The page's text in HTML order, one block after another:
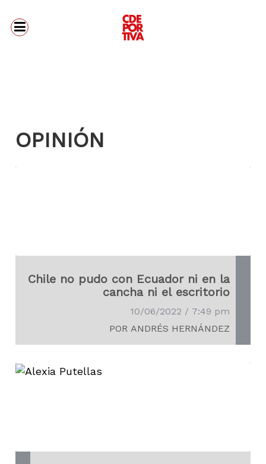
OPINIÓN
Chile no pudo con Ecuador ni en la
cancha ni el escritorio
10/06/2022 / 7:49 pm
POR ANDRÉS HERNÁNDEZ